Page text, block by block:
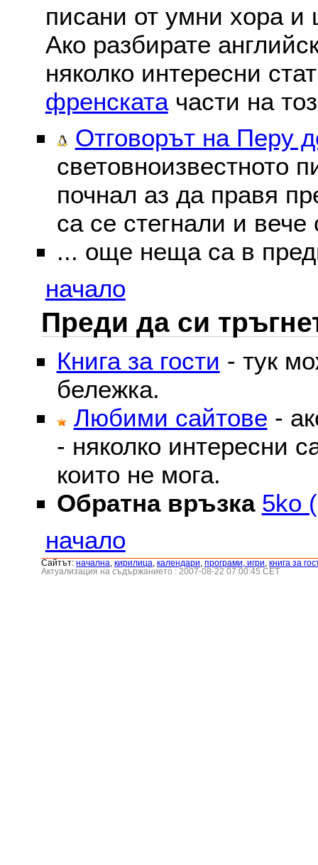
писани от умни хора и
Ако разбирате
няколко интересни
френскатачасти на
Отговорът на Перу
световноизвестното
почнал аз да правя
са се стегнали и вече
... още неща са в
начало
Преди да си
Книга за гости - тук
бележка.
Любими сайтове -
- няколко интересни
които не мога.
Обратна връзка 5ko
начало
Сайтът: началнa кирилица календари програми, игри книга за
Актуализация на съдържанието : 2007-08-22 07:00:45 CET